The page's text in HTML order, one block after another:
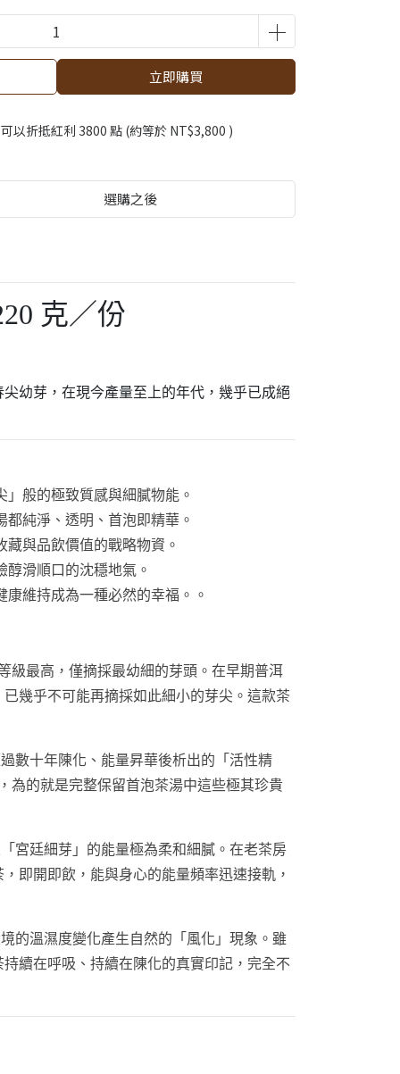
立即購買
以折抵紅利 3800 點 (約等於 NT$3,800 )
選購之後
克／份
幼芽，在現今產量至上的年代，幾乎已成絕
般的極致質感與細膩物能。
純淨、透明、首泡即精華。
與品飲價值的戰略物資。
滑順口的沈穩地氣。
維持成為一種必然的幸福。。
級最高，僅摘採最幼細的芽頭。在早期普洱
幾乎不可能再摘採如此細小的芽尖。這款茶
數十年陳化、能量昇華後析出的「活性精
為的就是完整保留首泡茶湯中這些極其珍貴
宮廷細芽」的能量極為柔和細膩。在老茶房
即開即飲，能與身心的能量頻率迅速接軌，
的溫濕度變化產生自然的「風化」現象。雖
續在呼吸、持續在陳化的真實印記，完全不